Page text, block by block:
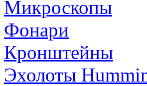
Микроскопы
Фонари
Кронштейны
Эхолоты